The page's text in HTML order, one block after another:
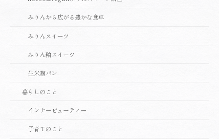
みりんから広がる豊かな食卓
みりんスイーツ
みりん粕スイーツ
生米麹パン
暮らしのこと
インナービューティー
子育てのこと